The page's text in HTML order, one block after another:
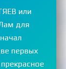
или
для
первых